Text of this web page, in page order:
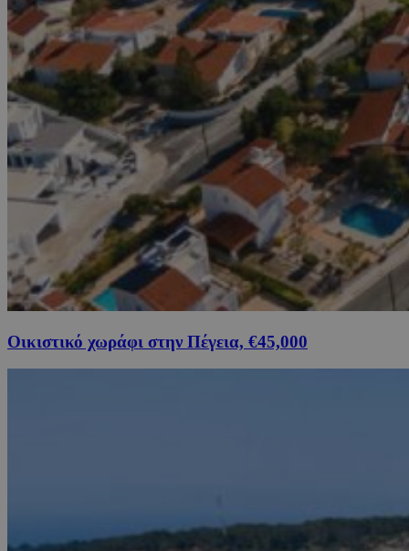
Οικιστικό χωράφι στην Πέγεια, €45,000